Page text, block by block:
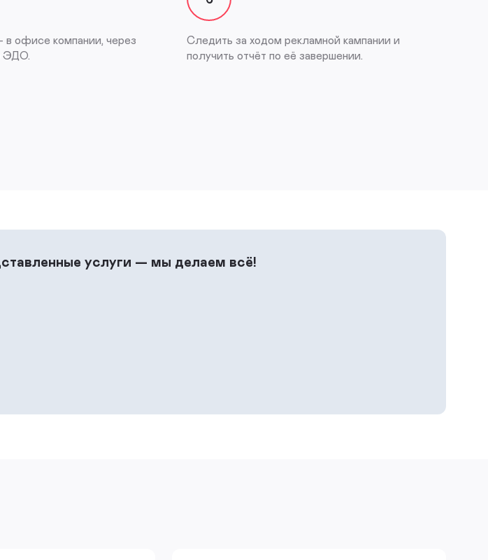
офисе компании, через
ЭДО.
Следить за ходом рекламной кампании и
получить отчёт по её завершении.
услуги — мы делаем всё!